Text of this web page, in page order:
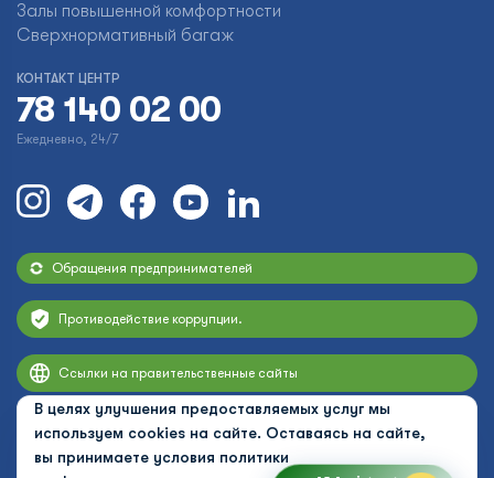
В целях улучшения предоставляемых услуг мы
используем cookies на сайте. Оставаясь на сайте,
вы принимаете условия политики
Залы повышенной комфортности
Сверхнормативный багаж
КОНТАКТ ЦЕНТР
78 140 02 00
Ежедневно, 24/7
Обращения предпринимателей
Противодействие коррупции.
Ссылки на правительственные сайты